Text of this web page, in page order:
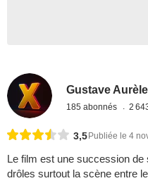
Gustave Aurèle
185 abonnés 2
3,5 Publiée le 4
Le film est une succession
drôles surtout la scène entre